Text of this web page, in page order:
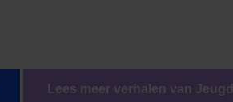
Lees meer verhalen van